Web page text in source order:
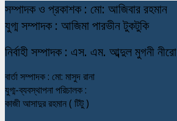
সম্পাদক ও প্রকাশক : মো: আজিবার রহমান
যুগ্ম সম্পাদক : আজিমা পারভীন টুকটুকি
নির্বাহী সম্পাদক : এস. এম. আব্দুল মুগনী নীরো
বার্তা সম্পাদক : মো: মাসুদ রানা
যুগ্ম-ব্যবস্থাপনা পরিচালক :
কাজী আসাদুর রহমান ( টিটু )